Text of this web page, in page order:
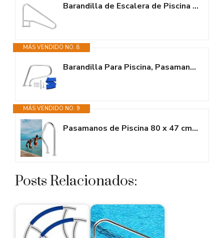
Barandilla de Escalera de Piscina de Acero Inoxidable para Piscina...
MÁS VENDIDO NO. 8
Barandilla Para Piscina, Pasamanos De Acero Inoxidable En Diseño De u Con...
MÁS VENDIDO NO. 9
Pasamanos de Piscina 80 x 47 cm Manija de Piscina de Acero Inoxidable,...
Posts Relacionados: